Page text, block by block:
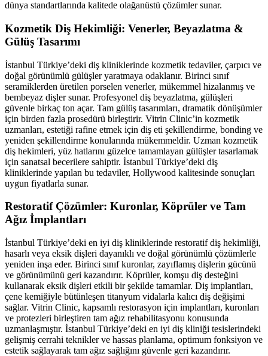
dünya standartlarında kalitede olağanüstü çözümler sunar.
Kozmetik Diş Hekimliği: Venerler, Beyazlatma &
Gülüş Tasarımı
İstanbul Türkiye’deki diş kliniklerinde kozmetik tedaviler, çarpıcı ve
doğal görünümlü gülüşler yaratmaya odaklanır. Birinci sınıf
seramiklerden üretilen porselen venerler, mükemmel hizalanmış ve
bembeyaz dişler sunar. Profesyonel diş beyazlatma, gülüşleri
güvenle birkaç ton açar. Tam gülüş tasarımları, dramatik dönüşümler
için birden fazla prosedürü birleştirir. Vitrin Clinic’in kozmetik
uzmanları, estetiği rafine etmek için diş eti şekillendirme, bonding ve
yeniden şekillendirme konularında mükemmeldir. Uzman kozmetik
diş hekimleri, yüz hatlarını güzelce tamamlayan gülüşler tasarlamak
için sanatsal becerilere sahiptir. İstanbul Türkiye’deki diş
kliniklerinde yapılan bu tedaviler, Hollywood kalitesinde sonuçları
uygun fiyatlarla sunar.
Restoratif Çözümler: Kuronlar, Köprüler ve Tam
Ağız İmplantları
İstanbul Türkiye’deki en iyi diş kliniklerinde restoratif diş hekimliği,
hasarlı veya eksik dişleri dayanıklı ve doğal görünümlü çözümlerle
yeniden inşa eder. Birinci sınıf kuronlar, zayıflamış dişlerin gücünü
ve görünümünü geri kazandırır. Köprüler, komşu diş desteğini
kullanarak eksik dişleri etkili bir şekilde tamamlar. Diş implantları,
çene kemiğiyle bütünleşen titanyum vidalarla kalıcı diş değişimi
sağlar. Vitrin Clinic, kapsamlı restorasyon için implantları, kuronları
ve protezleri birleştiren tam ağız rehabilitasyonu konusunda
uzmanlaşmıştır. İstanbul Türkiye’deki en iyi diş kliniği tesislerindeki
gelişmiş cerrahi teknikler ve hassas planlama, optimum fonksiyon ve
estetik sağlayarak tam ağız sağlığını güvenle geri kazandırır.